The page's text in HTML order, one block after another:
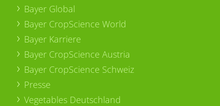
Bayer Global
Bayer CropScience World
Bayer Karriere
Bayer CropScience Austria
Bayer CropScience Schweiz
Presse
Vegetables Deutschland